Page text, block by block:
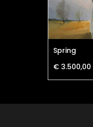
Spring
€ 3.500,00